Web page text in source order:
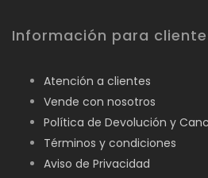
Información para
Atención a clientes
Vende con nosotros
Política de Devolución y
Términos y condiciones
Aviso de Privacidad